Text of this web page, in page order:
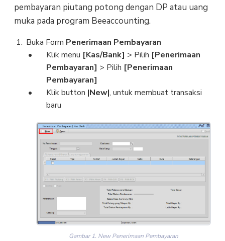
pembayaran piutang potong dengan DP atau uang
muka pada program Beeaccounting.
Buka Form Penerimaan Pembayaran
Klik menu [Kas/Bank] > Pilih [Penerimaan
Pembayaran] > Pilih [Penerimaan
Pembayaran]
Klik button |New|, untuk membuat transaksi
baru
Gambar 1. New Penerimaan Pembayaran